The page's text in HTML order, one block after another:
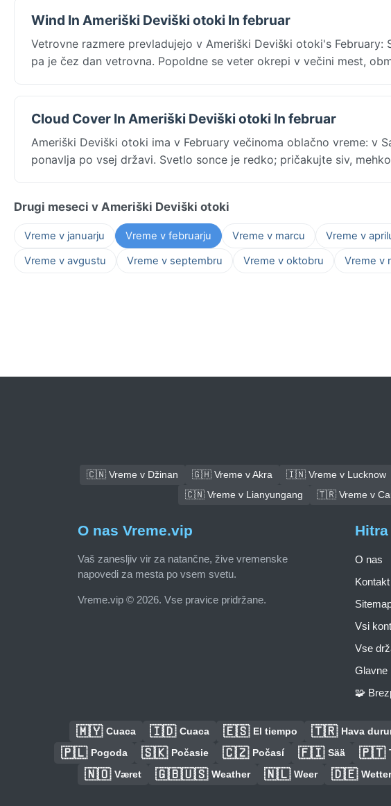
Wind In Ameriški Deviški otoki In februar
Vetrovne razmere prevladujejo v Ameriški Deviški otoki's
pa je čez dan vetrovna. Popoldne se veter okrepi v večini mest,
Cloud Cover In Ameriški Deviški otoki In februar
Ameriški Deviški otoki ima v February večinoma oblačno vreme: v
ponavlja po vsej državi. Svetlo sonce je redko; pričakujte siv,
Drugi meseci v Ameriški Deviški otoki
Vreme v januarju Vreme v februarju Vreme v marcu Vreme v
Vreme v avgustu
Vreme v septembru Vreme v oktobru Vreme v
🇨🇳 Vreme v Džinan 🇬🇭 Vreme v Akra 🇮🇳 Vreme v Lucknow
🇨🇳 Vreme v Lianyungang
🇹🇷 Vreme v
O nas Vreme.vip
Vaš zanesljiv vir za natančne, žive vremenske
napovedi za mesta po vsem svetu.
Vreme.vip © 2026. Vse pravice pridržane.
O nas
Kontakt
Vsi
Vse
Glavne
🧩
🇲🇾 Cuaca 🇮🇩 Cuaca 🇪🇸 El tiempo 🇹🇷 Hava
🇵🇱 Pogoda 🇸🇰 Počasie 🇨🇿 Počasí 🇫🇮 Sää 🇵🇹
🇳🇴 Været 🇬🇧🇺🇸 Weather 🇳🇱 Weer 🇩🇪 Wetter